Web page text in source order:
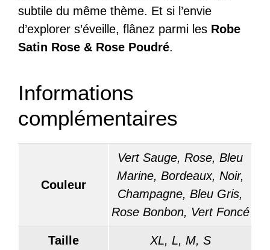
subtile du même thème. Et si l’envie
d’explorer s’éveille, flânez parmi les Robe
Satin Rose & Rose Poudré.
Informations
complémentaires
Couleur
Vert Sauge, Rose, Bleu
Marine, Bordeaux, Noir,
Champagne, Bleu Gris,
Rose Bonbon, Vert Foncé
Taille XL, L, M, S